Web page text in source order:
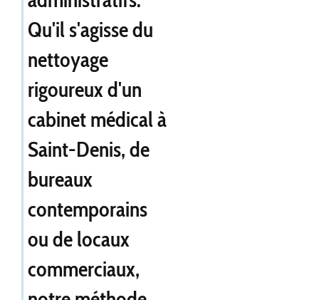
Qu'il s'agisse du
nettoyage
rigoureux d'un
cabinet médical à
Saint-Denis, de
bureaux
contemporains
ou de locaux
commerciaux,